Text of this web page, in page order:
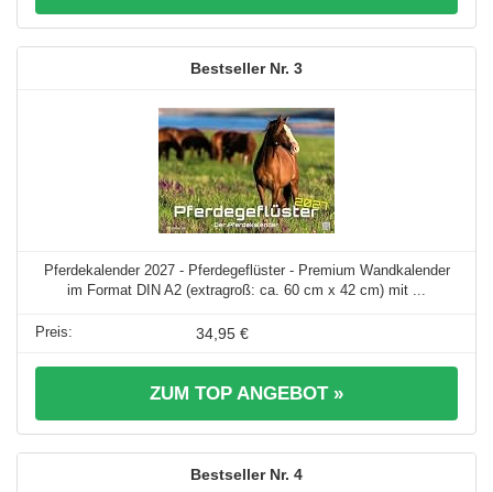
3
Pferdekalender 2027 - Pferdegeflüster - Premium Wandkalender
im Format DIN A2 (extragroß: ca. 60 cm x 42 cm) mit ...
34,95 €
ZUM TOP ANGEBOT »
4